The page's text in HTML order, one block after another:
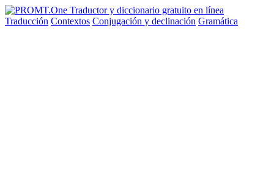
Traducción Contextos Conjugación y declinación Gramática